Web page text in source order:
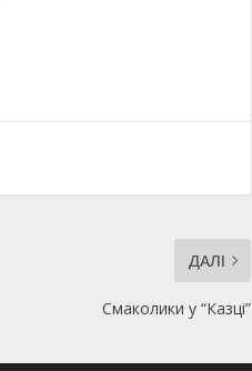
ДАЛІ
Смаколики у “Казці”